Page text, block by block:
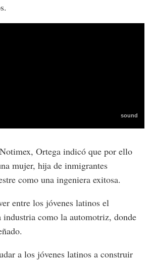
Ortega indicó que por ello
mujer, hija de inmigrantes
como una ingeniera exitosa.
entre los jóvenes latinos el
industria como la automotriz, donde
a los jóvenes latinos a construir